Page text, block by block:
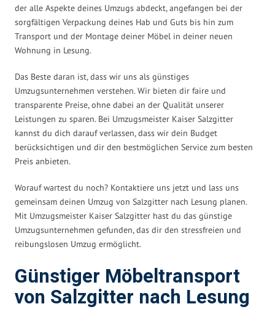
der alle Aspekte deines Umzugs abdeckt, angefangen bei der
sorgfältigen Verpackung deines Hab und Guts bis hin zum
Transport und der Montage deiner Möbel in deiner neuen
Wohnung in Lesung.
Das Beste daran ist, dass wir uns als günstiges
Umzugsunternehmen verstehen. Wir bieten dir faire und
transparente Preise, ohne dabei an der Qualität unserer
Leistungen zu sparen. Bei Umzugsmeister Kaiser Salzgitter
kannst du dich darauf verlassen, dass wir dein Budget
berücksichtigen und dir den bestmöglichen Service zum besten
Preis anbieten.
Worauf wartest du noch? Kontaktiere uns jetzt und lass uns
gemeinsam deinen Umzug von Salzgitter nach Lesung planen.
Mit Umzugsmeister Kaiser Salzgitter hast du das günstige
Umzugsunternehmen gefunden, das dir den stressfreien und
reibungslosen Umzug ermöglicht.
Günstiger Möbeltransport
von Salzgitter nach Lesung